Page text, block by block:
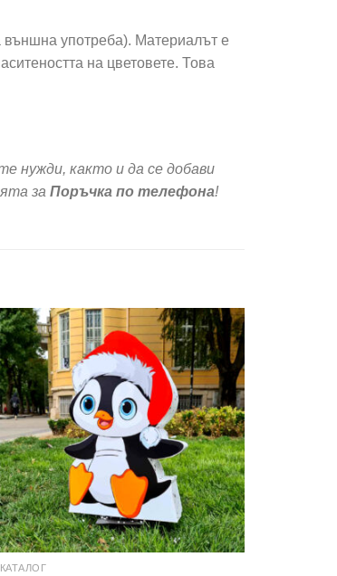
външна употреба). Материалът е
на цветовете. Това
нужди, както и да се добави
за Поръчка по телефона!
Add to
wishlist
КАТАЛОГ